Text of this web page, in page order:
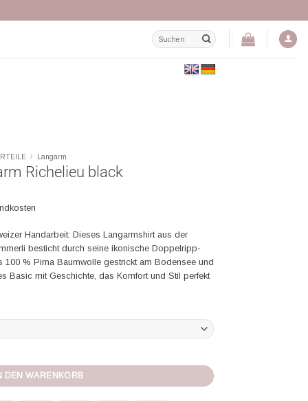
Suchen
nach:
/ Langarm
Richelieu black
Handarbeit: Dieses Langarmshirt aus der
besticht durch seine ikonische Doppelripp-
100 % Pima Baumwolle gestrickt am Bodensee und
Basic mit Geschichte, das Komfort und Stil perfekt
DEN WARENKORB